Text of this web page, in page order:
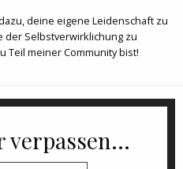
deine eigene Leidenschaft zu
der Selbstverwirklichung zu
Teil meiner Community bist!